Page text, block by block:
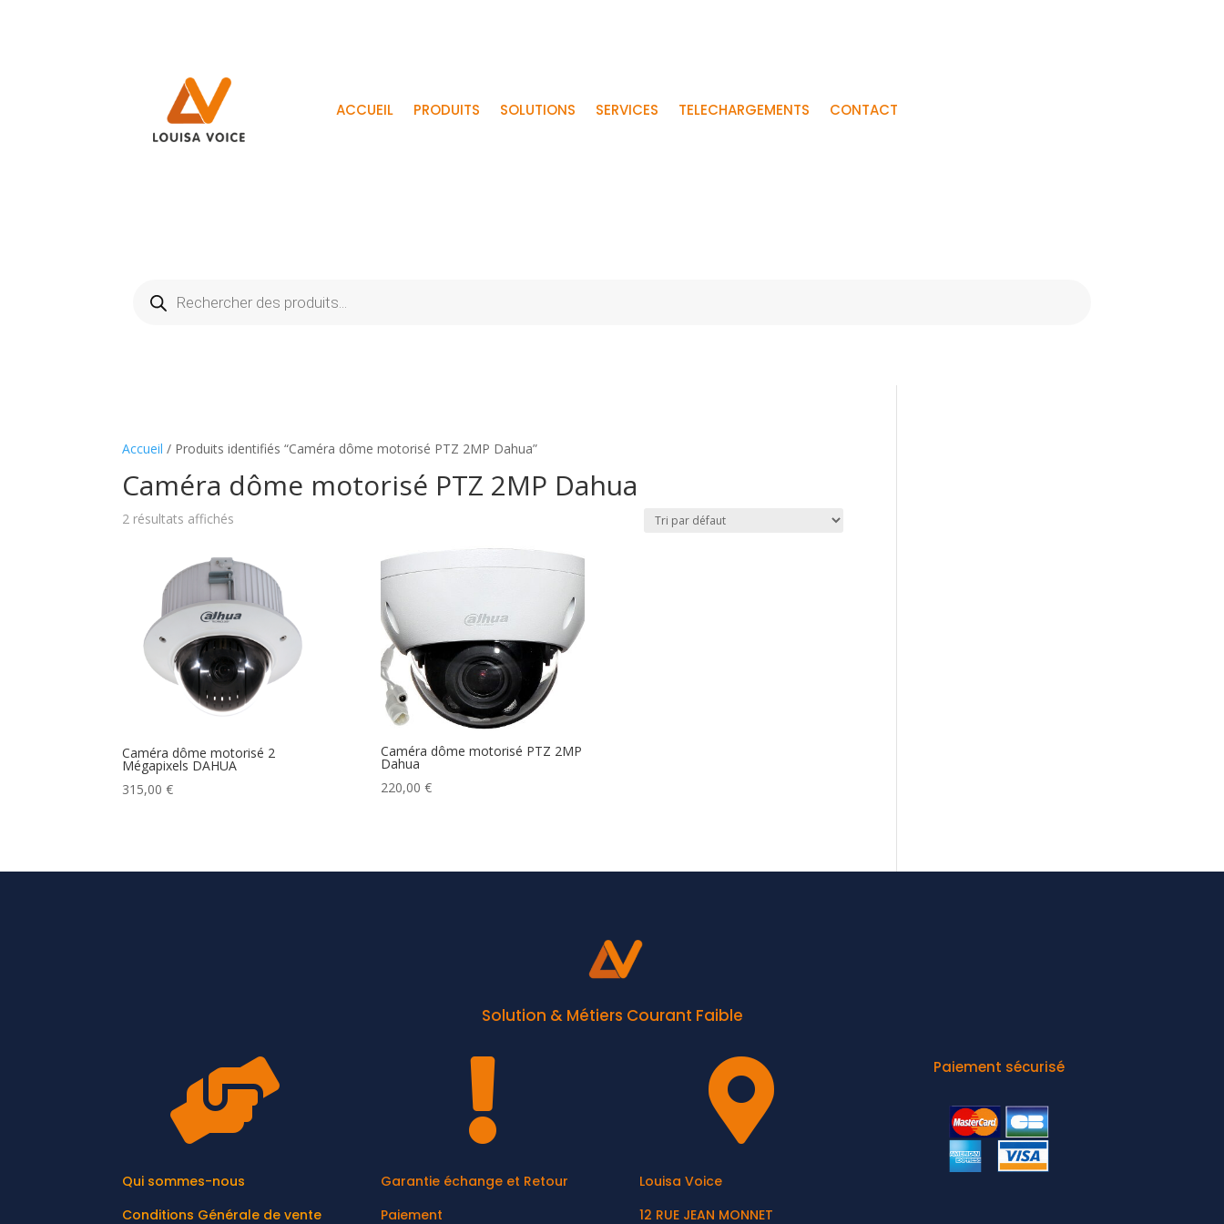
ACCUEIL PRODUITS SOLUTIONS SERVICES TELECHARGEMENTS CONTACT
produits
Accueil / Produits identifiés “Caméra dôme motorisé PTZ 2MP Dahua”
Caméra dôme motorisé PTZ 2MP Dahua
2 résultats affichés
Caméra dôme motorisé 2
Mégapixels DAHUA
315,00€
Caméra dôme motorisé PTZ 2MP
Dahua
220,00 €
Solution & Métiers Courant Faible

Qui sommes-nous
Conditions Générale de vente

Garantie échange et Retour
Paiement

Louisa Voice
12 RUE JEAN MONNET
Paiement sécurisé